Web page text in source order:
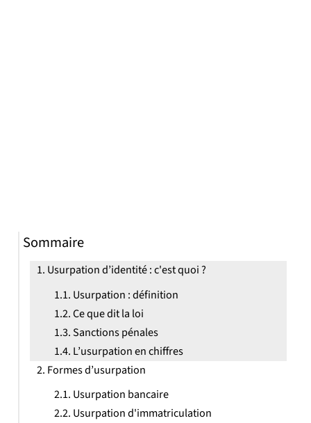
Sommaire
Usurpation d’identité : c'est quoi ?
Usurpation : définition
Ce que dit la loi
Sanctions pénales
L’usurpation en chiffres
Formes d’usurpation
Usurpation bancaire
Usurpation d'immatriculation